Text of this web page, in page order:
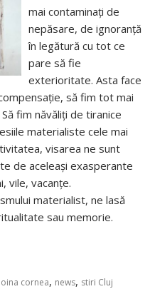
mai contaminaţi de
nepăsare, de ignoranţă
în legătură cu tot ce
pare să fie
exterioritate. Asta face
să fim tot mai
fim năvăliţi de tiranice
materialiste cele mai
visarea ne sunt
de aceleaşi exasperante
vile, vacanţe.
materialist, ne lasă
sau memorie.
cornea, news, stiri Cluj